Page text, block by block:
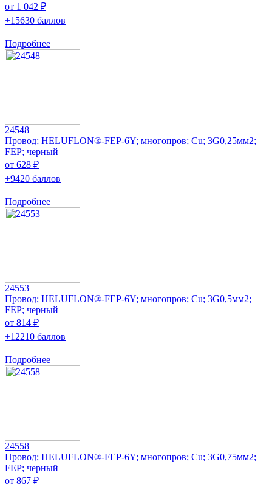
от 1 042 ₽
+15630 баллов
Подробнее
24548
Провод; HELUFLON®-FEP-6Y; многопров; Cu; 3G0,25мм2;
FEP; черный
от 628 ₽
+9420 баллов
Подробнее
24553
Провод; HELUFLON®-FEP-6Y; многопров; Cu; 3G0,5мм2;
FEP; черный
от 814 ₽
+12210 баллов
Подробнее
24558
Провод; HELUFLON®-FEP-6Y; многопров; Cu; 3G0,75мм2;
FEP; черный
от 867 ₽